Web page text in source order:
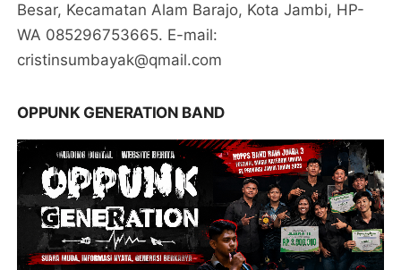
Besar, Kecamatan Alam Barajo, Kota Jambi, HP-
WA 085296753665. E-mail:
cristinsumbayak@qmail.com
OPPUNK GENERATION BAND